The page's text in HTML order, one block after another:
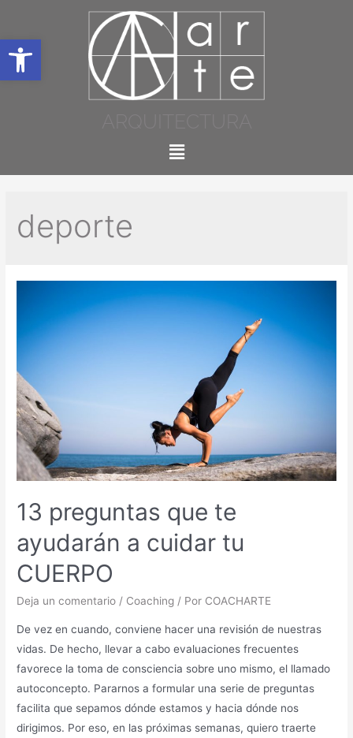
Abrir barra de herramientas
deporte
13 preguntas que te
ayudarán a cuidar tu
CUERPO
Deja un comentario / Coaching / Por COACHARTE
De vez en cuando, conviene hacer una revisión de nuestras
vidas. De hecho, llevar a cabo evaluaciones frecuentes
favorece la toma de consciencia sobre uno mismo, el llamado
autoconcepto. Pararnos a formular una serie de preguntas
facilita que sepamos dónde estamos y hacia dónde nos
dirigimos. Por eso, en las próximas semanas, quiero traerte